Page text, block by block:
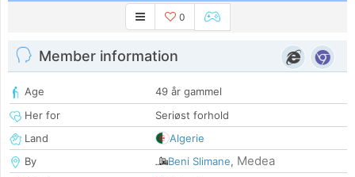
0
Member information
Age
49 år gammel
Her for
Seriøst forhold
Land
Algerie
By
Beni Slimane, Medea